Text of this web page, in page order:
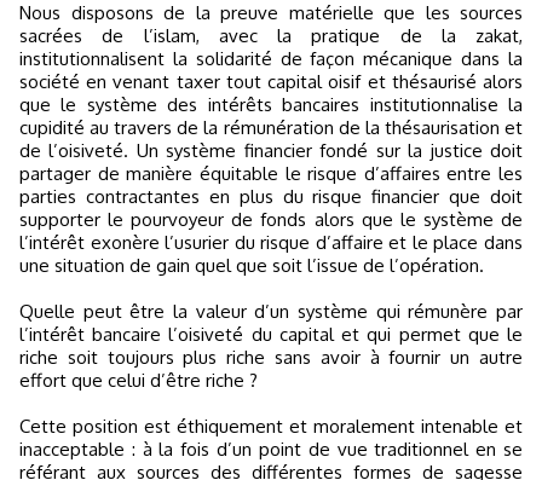
Nous disposons de la preuve matérielle que les sources
sacrées de l’islam, avec la pratique de la zakat,
institutionnalisent la solidarité de façon mécanique dans la
société en venant taxer tout capital oisif et thésaurisé alors
que le système des intérêts bancaires institutionnalise la
cupidité au travers de la rémunération de la thésaurisation et
de l’oisiveté. Un système financier fondé sur la justice doit
partager de manière équitable le risque d’affaires entre les
parties contractantes en plus du risque financier que doit
supporter le pourvoyeur de fonds alors que le système de
l’intérêt exonère l’usurier du risque d’affaire et le place dans
une situation de gain quel que soit l’issue de l’opération.
Quelle peut être la valeur d’un système qui rémunère par
l’intérêt bancaire l’oisiveté du capital et qui permet que le
riche soit toujours plus riche sans avoir à fournir un autre
effort que celui d’être riche ?
Cette position est éthiquement et moralement intenable et
inacceptable : à la fois d’un point de vue traditionnel en se
référant aux sources des différentes formes de sagesse